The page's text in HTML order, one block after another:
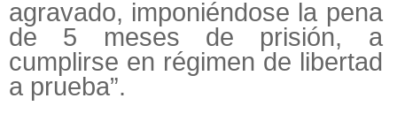
agravado, imponiéndose la pena
de 5 meses de prisión, a
cumplirse en régimen de libertad
a prueba”.